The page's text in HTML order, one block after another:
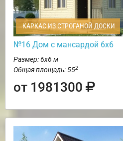
КАРКАС ИЗ СТРОГАНОЙ ДОСКИ
№16 Дом с мансардой 6х6
Размер: 6х6 м
Общая площадь: 552
от 1981300